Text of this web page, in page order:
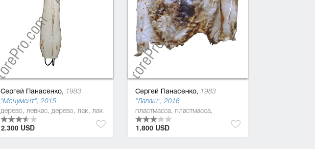
Сергей Панасенко, 1983
"Монумент", 2015
дерево, левкас, дерево, лак, лак
2.300 USD
Сергей Панасенко, 1983
"Лаваш", 2016
пластмасса, пластмасса,
1.800 USD